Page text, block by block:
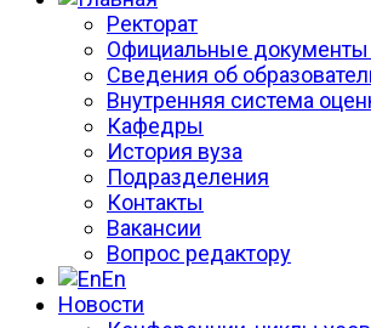
Ректорат
Официальные
Сведения об
Внутренняя система
Кафедры
История вуза
Подразделения
Контакты
Вакансии
Вопрос редактору
En
Новости